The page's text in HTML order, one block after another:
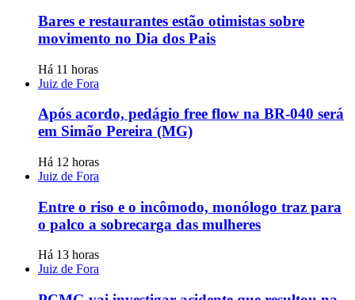
Bares e restaurantes estão otimistas sobre
movimento no Dia dos Pais
Há 11 horas
Juiz de Fora
Após acordo, pedágio free flow na BR-040 será
em Simão Pereira (MG)
Há 12 horas
Juiz de Fora
Entre o riso e o incômodo, monólogo traz para
o palco a sobrecarga das mulheres
Há 13 horas
Juiz de Fora